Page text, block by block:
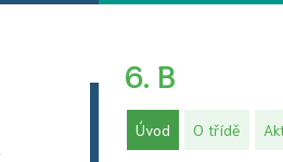
6. B
Úvod (aktuální)
O třídě